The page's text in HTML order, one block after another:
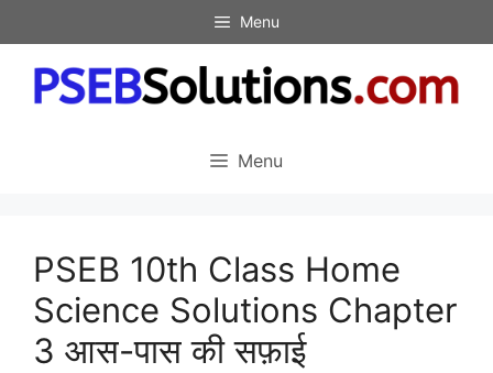
to
content
Menu
Menu
PSEB 10th Class Home
Science Solutions Chapter
3 आस-पास की सफ़ाई